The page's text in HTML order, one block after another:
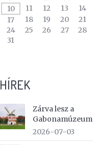
of
events
10
11 12 13 14
17
18 19 20 21
24
25 26 27 28
31
HÍREK
Zárva lesz a
Gabonamúzeum
2026-07-03